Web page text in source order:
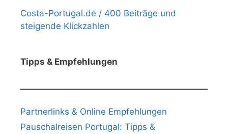
Costa-Portugal.de / 400 Beiträge und
steigende Klickzahlen
Tipps & Empfehlungen
Partnerlinks & Online Empfehlungen
Pauschalreisen Portugal: Tipps &